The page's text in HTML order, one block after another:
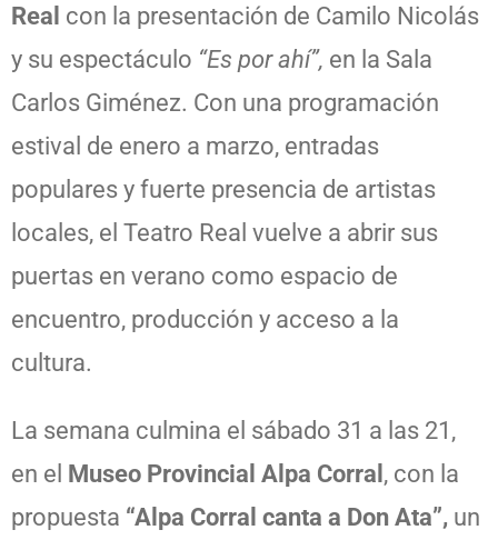
Real con la presentación de Camilo Nicolás
y su espectáculo “Es por ahí”, en la Sala
Carlos Giménez. Con una programación
estival de enero a marzo, entradas
populares y fuerte presencia de artistas
locales, el Teatro Real vuelve a abrir sus
puertas en verano como espacio de
encuentro, producción y acceso a la
cultura.
La semana culmina el sábado 31 a las 21,
en el Museo Provincial Alpa Corral , con la
propuesta “Alpa Corral canta a Don Ata”, un